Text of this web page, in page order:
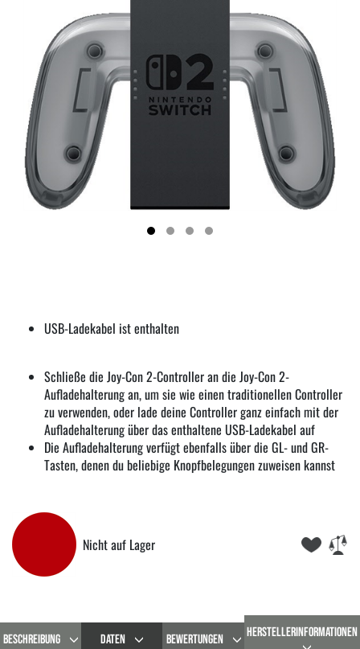
USB-Ladekabel ist enthalten
Schließe die Joy-Con 2-Controller an die Joy-Con 2-
Aufladehalterung an, um sie wie einen traditionellen Controller
zu verwenden, oder lade deine Controller ganz einfach mit der
Aufladehalterung über das enthaltene USB-Ladekabel auf
Die Aufladehalterung verfügt ebenfalls über die GL- und GR-
Tasten, denen du beliebige Knopfbelegungen zuweisen kannst
Nicht auf Lager
BESCHREIBUNG DATEN BEWERTUNGEN HERSTELLERINFORMATIONEN